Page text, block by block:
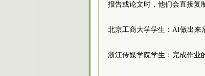
报告或论文时，他们会直接复
北京工商大学学生：AI做出来
浙江传媒学院学生：完成作业